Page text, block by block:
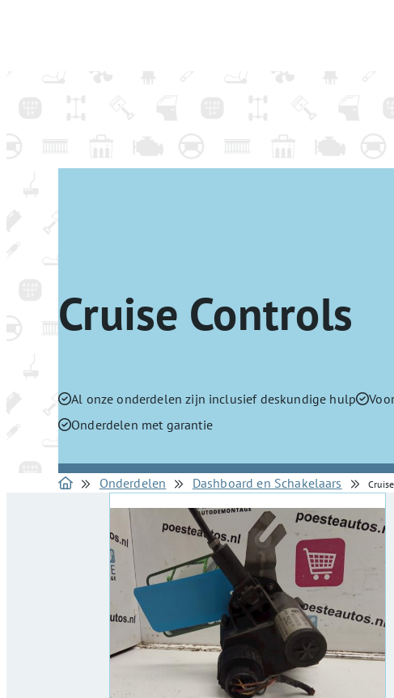
Cruise Controls
Al onze onderdelen zijn inclusief deskundige hulp
Onderdelen met garantie
Onderdelen Dashboard en Schakelaars